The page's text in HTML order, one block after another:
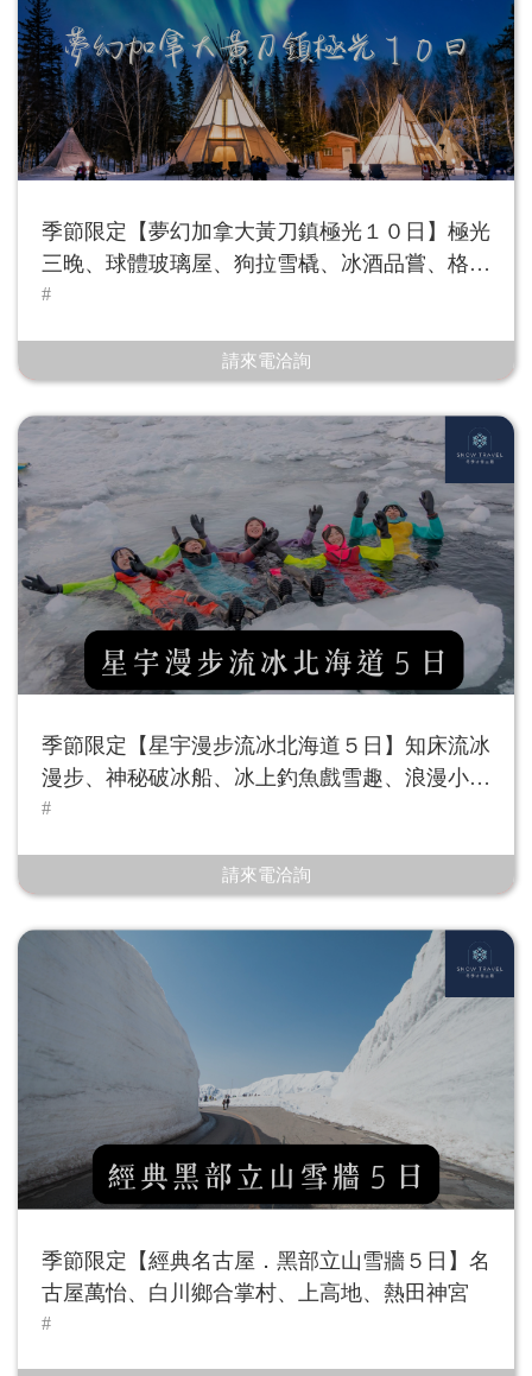
季節限定【夢幻加拿大黃刀鎮極光１０日】極光
三晚、球體玻璃屋、狗拉雪橇、冰酒品嘗、格蘭
維爾島
請來電洽詢
季節限定【星宇漫步流冰北海道５日】知床流冰
漫步、神秘破冰船、冰上釣魚戲雪趣、浪漫小
樽、札幌雪祭
請來電洽詢
季節限定【經典名古屋．黑部立山雪牆５日】名
古屋萬怡、白川鄉合掌村、上高地、熱田神宮